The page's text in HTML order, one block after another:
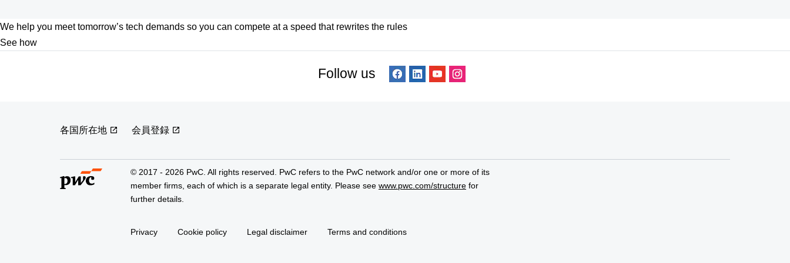
We help you meet tomorrow’s tech demands so you can compete at a speed that rewrites the rules
See how
Follow us
各国所在地 会員登録
© 2017 - 2026 PwC. All rights reserved. PwC refers to the PwC network and/or one or more of its
member firms, each of which is a separate legal entity. Please see www.pwc.com/structure for
further details.
Privacy Cookie policy Legal disclaimer Terms and conditions